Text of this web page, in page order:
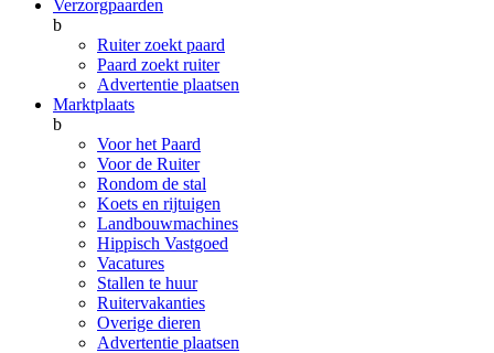
Verzorgpaarden
b
Ruiter zoekt paard
Paard zoekt ruiter
Advertentie plaatsen
Marktplaats
b
Voor het Paard
Voor de Ruiter
Rondom de stal
Koets en rijtuigen
Landbouwmachines
Hippisch Vastgoed
Vacatures
Stallen te huur
Ruitervakanties
Overige dieren
Advertentie plaatsen